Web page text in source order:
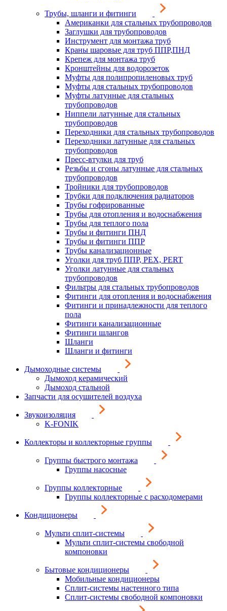
Трубы, шланги и фитинги
Американки для стальных трубопроводов
Заглушки для трубопроводов
Инструмент для монтажа труб
Краны шаровые для труб ППР,ПНД
Крепеж для монтажа труб
Кронштейны для водорозеток
Муфты для полипропиленовых труб
Муфты для стальных трубопроводов
Муфты латунные для стальных
трубопроводов
Ниппели латунные для стальных
трубопроводов
Переходники для стальных трубопроводов
Переходники латунные для стальных
трубопроводов
Пресс-втулки для труб
Резьбы и сгоны латунные для стальных
трубопроводов
Тройники для трубопроводов
Трубки для подключения радиаторов
Трубы гофрированные
Трубы для отопления и водоснабжения
Трубы для теплого пола
Трубы и фитинги ПНД
Трубы и фитинги ППР
Трубы канализационные
Уголки для труб ППР, PEX, PERT
Уголки латунные для стальных
трубопроводов
Фильтры для стальных трубопроводов
Фитинги для отопления и водоснабжения
Фитинги и принадлежности для теплого
пола
Фитинги канализационные
Фитинги шлангов
Шланги
Шланги и фитинги
Дымоходные системы
Дымоход керамический
Дымоход стальной
Запчасти для осушителей воздуха
Звукоизоляция
K-FONIK
Коллекторы и коллекторные группы
Группы быстрого монтажа
Группы насосные
Группы коллекторные
Группы коллекторные с расходомерами
Кондиционеры
Мульти сплит-системы
Мульти сплит-системы свободной
компоновки
Бытовые кондиционеры
Мобильные кондиционеры
Сплит-системы настенного типа
Сплит-системы свободной компоновки